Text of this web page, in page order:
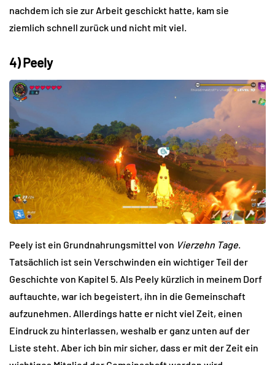
nachdem ich sie zur Arbeit geschickt hatte, kam sie
ziemlich schnell zurück und nicht mit viel.
4) Peely
Peely ist ein Grundnahrungsmittel von Vierzehn Tage.
Tatsächlich ist sein Verschwinden ein wichtiger Teil der
Geschichte von Kapitel 5. Als Peely kürzlich in meinem Dorf
auftauchte, war ich begeistert, ihn in die Gemeinschaft
aufzunehmen. Allerdings hatte er nicht viel Zeit, einen
Eindruck zu hinterlassen, weshalb er ganz unten auf der
Liste steht. Aber ich bin mir sicher, dass er mit der Zeit ein